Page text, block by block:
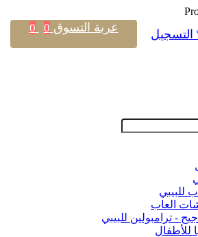
للبيبي
العاب
- ترامبولين للبيبي
للأطفال
عربة التسوق 0
0